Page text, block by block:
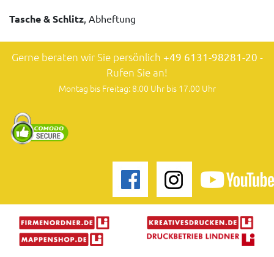
Tasche & Schlitz, Abheftung
Gerne beraten wir Sie persönlich +49 6131-98281-20 -
Rufen Sie an!
Montag bis Freitag: 8.00 Uhr bis 17.00 Uhr